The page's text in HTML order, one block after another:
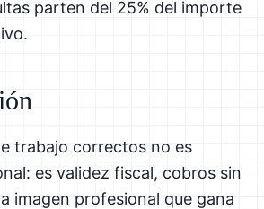
parten del 25% del importe
trabajo correctos no es
es validez fiscal, cobros sin
imagen profesional que gana